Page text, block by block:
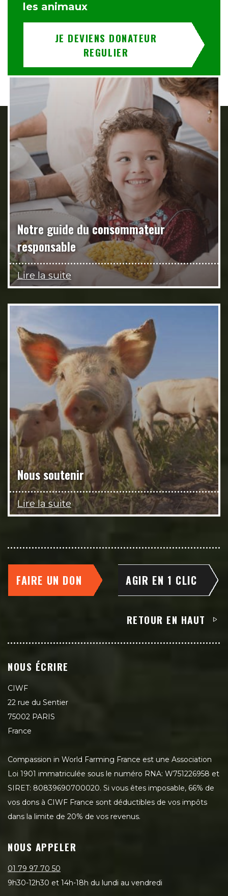
les animaux
JE DEVIENS DONATEUR
REGULIER
Notre guide du consommateur
responsable
Lire la suite
Nous soutenir
Lire la suite
FAIRE UN DON AGIR EN 1 CLIC
RETOUR EN HAUT
NOUS ÉCRIRE
CIWF
22 rue du Sentier
75002 PARIS
France
Compassion in World Farming France est une Association
Loi 1901 immatriculée sous le numéro RNA: W751226958 et
SIRET: 80839690700020. Si vous êtes imposable, 66% de
vos dons à CIWF France sont déductibles de vos impôts
dans la limite de 20% de vos revenus.
NOUS APPELER
01 79 97 70 50
9h30-12h30 et 14h-18h du lundi au vendredi